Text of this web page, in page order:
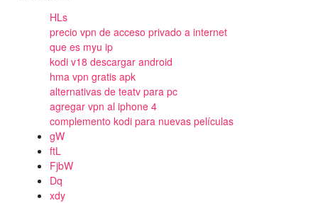
HLs
precio vpn de acceso privado a internet
que es myu ip
kodi v18 descargar android
hma vpn gratis apk
alternativas de teatv para pc
agregar vpn al iphone 4
complemento kodi para nuevas películas
gW
ftL
FjbW
Dq
xdy